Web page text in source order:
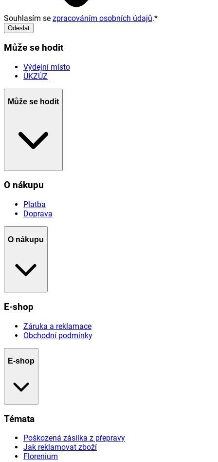
Souhlasím se zpracováním osobních údajů.*
Odeslat
Může se hodit
Výdejní místo
ÚKZÚZ
Může se hodit
O nákupu
Platba
Doprava
O nákupu
E-shop
Záruka a reklamace
Obchodní podmínky
E-shop
Témata
Poškozená zásilka z přepravy
Jak reklamovat zboží
Florenium